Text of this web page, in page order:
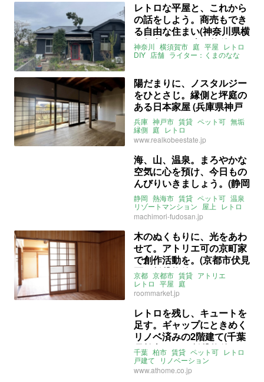
レトロな平屋と、これから
の話をしよう。商売もでき
る自由な住まい(神奈川県横
須賀市56㎡の売買物件)
神奈川 横須賀市 庭 平屋 レトロ
DIY 店舗 ライター：くまのなな
陽だまりに、ノスタルジー
をひとさじ。縁側と坪庭の
ある日本家屋 (兵庫県神戸
市116㎡の賃貸物件)
兵庫 神戸市 賃貸 ペット可 無垢
縁側 庭 レトロ
ライター：くまのなな
www.realkobeestate.jp
海、山、温泉。まろやかな
空気に心を預け、今日もの
んびりいきましょう。(静岡
県熱海市24㎡の賃貸物件)
静岡 熱海市 賃貸 ペット可 温泉
リゾートマンション 屋上 レトロ
ライター：くまのなな
machimori-fudosan.jp
木のぬくもりに、光をあわ
せて。アトリエ可の京町家
で創作活動を。(京都市伏見
区の賃貸物件)
京都 京都市 賃貸 アトリエ
レトロ 平屋 庭
ライター：くまのなな
ルームマーケット
roommarket.jp
レトロを残し、キュートを
足す。ギャップにときめく
リノベ済みの2階建て(千葉
県柏市67㎡の賃貸物件)
千葉 柏市 賃貸 ペット可 レトロ
戸建て
リノベーション
ライター：くまのなな
www.athome.co.jp